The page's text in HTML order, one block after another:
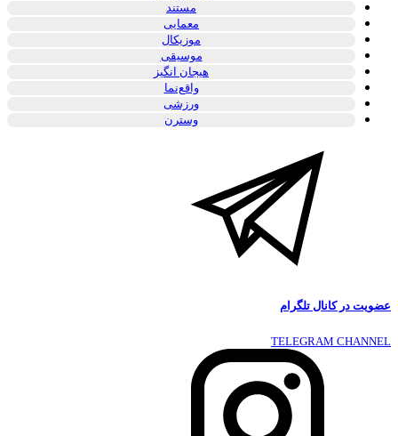
مستند
معمایی
موزیکال
موسیقی
هیجان انگیز
واقع‌نما
ورزشی
وسترن
عضویت در کانال تلگرام
TELEGRAM CHANNEL